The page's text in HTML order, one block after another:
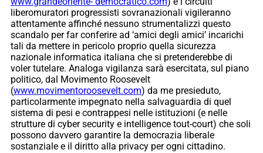
liberomuratori progressisti sovranazionali vigileranno
attentamente affinché nessuno strumentalizzi questo
scandalo per far conferire ad ‘amici degli amici’ incarichi
tali da mettere in pericolo proprio quella sicurezza
nazionale informatica italiana che si pretenderebbe di
voler tutelare. Analoga vigilanza sarà esercitata, sul piano
politico, dal Movimento Roosevelt
(www.movimentoroosevelt.com) da me presieduto,
particolarmente impegnato nella salvaguardia di quel
sistema di pesi e contrappesi nelle istituzioni (e nelle
strutture di cyber security e intelligence tout-court) che soli
possono davvero garantire la democrazia liberale
sostanziale e il diritto alla privacy per ogni cittadino.